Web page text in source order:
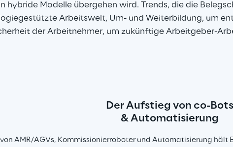
hybride Modelle übergehen wird. Trends, die die
Arbeitswelt, Um- und Weiterbildung, um
der Arbeitnehmer, um zukünftige Arbeitgeber-
Der Aufstieg von co-Bots
& Automatisierung
AMR/AGVs, Kommissionierroboter und Automatisierung